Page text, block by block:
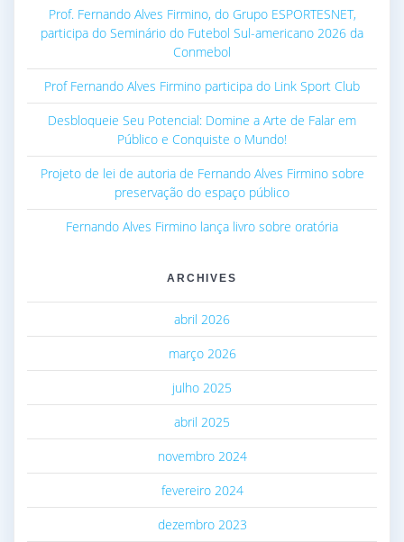
Prof. Fernando Alves Firmino, do Grupo ESPORTESNET,
participa do Seminário do Futebol Sul-americano 2026 da
Conmebol
Prof Fernando Alves Firmino participa do Link Sport Club
Desbloqueie Seu Potencial: Domine a Arte de Falar em
Público e Conquiste o Mundo!
Projeto de lei de autoria de Fernando Alves Firmino sobre
preservação do espaço público
Fernando Alves Firmino lança livro sobre oratória
ARCHIVES
abril 2026
março 2026
julho 2025
abril 2025
novembro 2024
fevereiro 2024
dezembro 2023